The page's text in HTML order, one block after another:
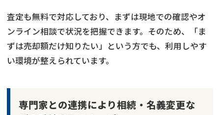
査定も無料で対応しており、まずは現地での確認やオ
ンライン相談で状況を把握できます。そのため、「ま
ずは売却額だけ知りたい」という方でも、利用しやす
い環境が整えられています。
専門家との連携により相続・名義変更な